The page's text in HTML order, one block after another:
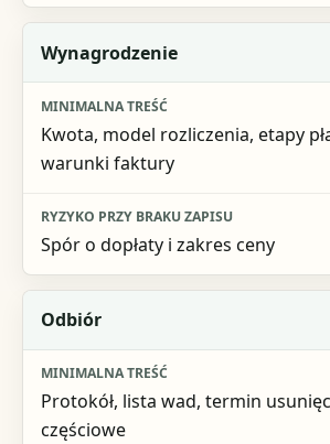
Wynagrodzenie
Kwota, model rozliczenia, etapy
warunki faktury
Spór o dopłaty i zakres ceny
Odbiór
Protokół, lista wad, termin
częściowe